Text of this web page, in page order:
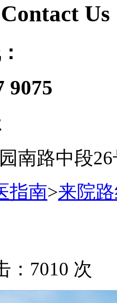
Contact Us
9075
南路中段26
指南>来院
7010 次